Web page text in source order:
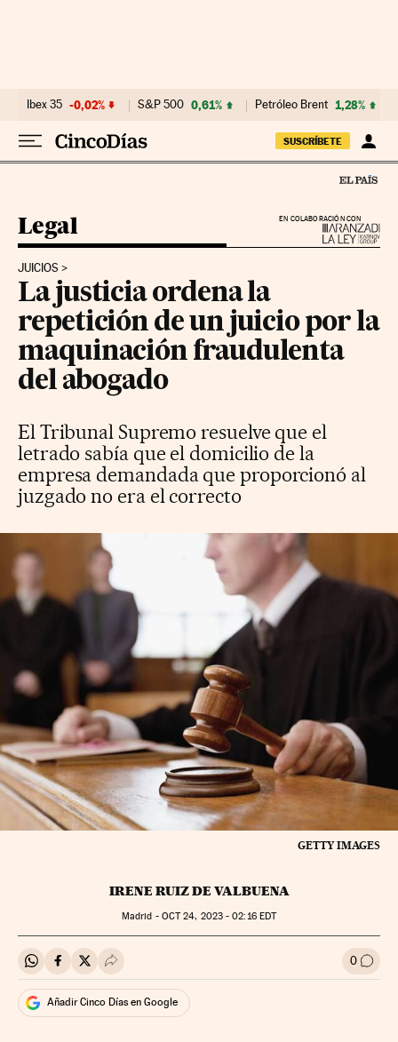
Ibex 35 -0,02% S&P 500 0,61% Petróleo Brent 1,28%
SUSCRÍBETE
EN COLABORACIÓN CON
Legal
JUICIOS
La justicia ordena la
repetición de un juicio por la
maquinación fraudulenta
del abogado
El Tribunal Supremo resuelve que el
letrado sabía que el domicilio de la
empresa demandada que proporcionó al
juzgado no era el correcto
GETTY IMAGES
IRENE RUIZ DE VALBUENA
Madrid - OCT24, 2023 - 02:16EDT
Compartir en Whatsapp
Compartir en Facebook
Compartir en Twitter
Desplegar Redes Sociales 0 Ir a
Añadir Cinco Días en Google